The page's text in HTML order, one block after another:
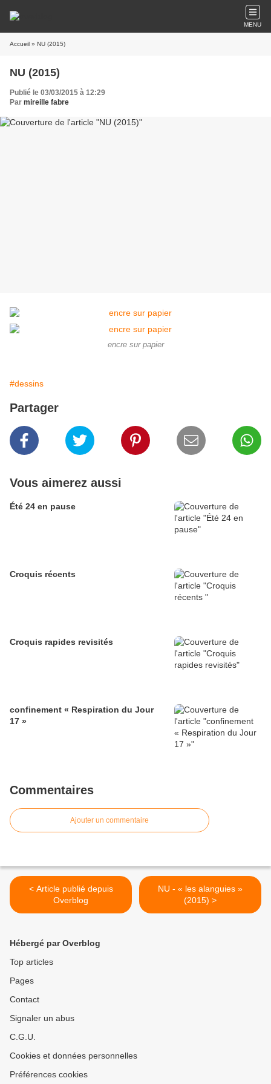
MENU
Accueil » NU (2015)
NU (2015)
Publié le 03/03/2015 à 12:29
Par mireille fabre
encre sur papier
#dessins
Partager
Vous aimerez aussi
Été 24 en pause
Croquis récents
Croquis rapides revisités
confinement « Respiration du Jour
17 »
Commentaires
Ajouter un commentaire
< Article publié depuis
Overblog
NU - « les alanguies »
(2015) >
Hébergé par Overblog
Top articles
Pages
Contact
Signaler un abus
C.G.U.
Cookies et données personnelles
Préférences cookies